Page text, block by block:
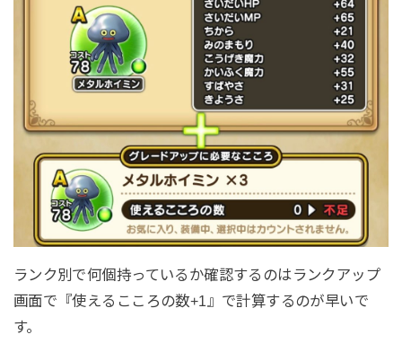
ランク別で何個持っているか確認するのはランクアップ
画面で『使えるこころの数+1』で計算するのが早いで
す。